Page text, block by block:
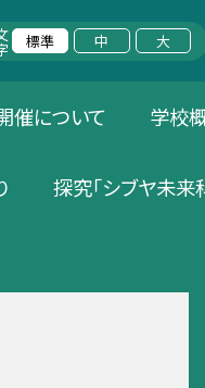
標準 中 大
催について 学校
探究「シブヤ未来